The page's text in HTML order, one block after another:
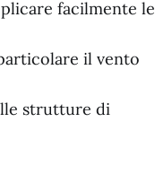
facilmente le
il vento
strutture di